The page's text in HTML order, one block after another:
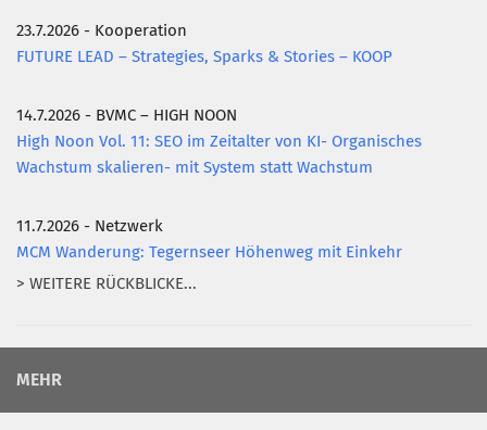
23.7.2026 - Kooperation
FUTURE LEAD – Strategies, Sparks & Stories – KOOP
14.7.2026 - BVMC – HIGH NOON
High Noon Vol. 11: SEO im Zeitalter von KI- Organisches
Wachstum skalieren- mit System statt Wachstum
11.7.2026 - Netzwerk
MCM Wanderung: Tegernseer Höhenweg mit Einkehr
> WEITERE RÜCKBLICKE...
MEHR